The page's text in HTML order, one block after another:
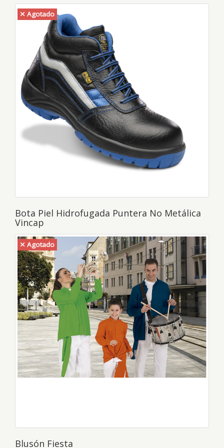
Agotado
Bota Piel Hidrofugada Puntera No Metálica
Vincap
Agotado
Blusón Fiesta